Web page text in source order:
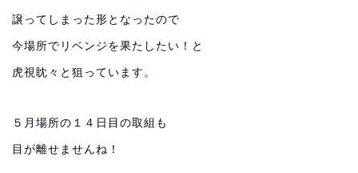
譲ってしまった形となったので
今場所でリベンジを果たしたい！と
虎視眈々と狙っています。
５月場所の１４日目の取組も
目が離せませんね！